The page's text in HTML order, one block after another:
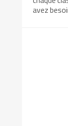
avez